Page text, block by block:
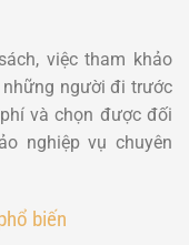
việc tham khảo
người đi trước
và chọn được đối
nghiệp vụ chuyên
biến